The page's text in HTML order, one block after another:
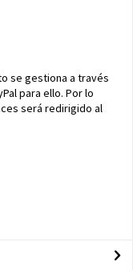
se gestiona a través
para ello. Por lo
será redirigido al